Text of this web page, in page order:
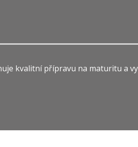
kvalitní přípravu na maturitu a